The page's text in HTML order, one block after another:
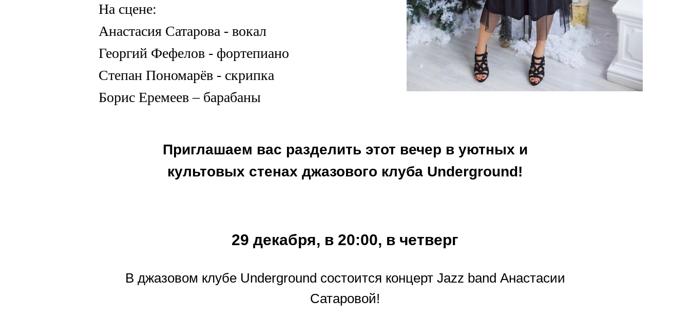
На сцене:
Анастасия Сатарова - вокал
Георгий Фефелов - фортепиано
Степан Пономарёв - скрипка
Борис Еремеев – барабаны
Приглашаем вас разделить этот вечер в уютных и
культовых стенах джазового клуба Underground!
29 декабря, в 20:00, в четверг
В джазовом клубе Underground состоится концерт Jazz band Анастасии
Сатаровой!